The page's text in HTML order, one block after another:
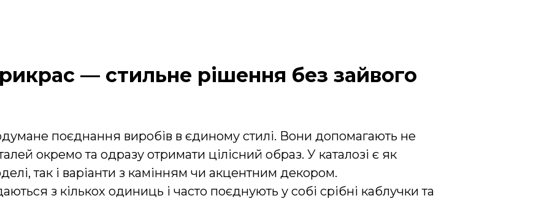
— стильне рішення без зайвого
поєднання виробів в єдиному стилі. Вони допомагають не
окремо та одразу отримати цілісний образ. У каталозі є як
так і варіанти з камінням чи акцентним декором.
з кількох одиниць і часто поєднують у собі срібні каблучки та